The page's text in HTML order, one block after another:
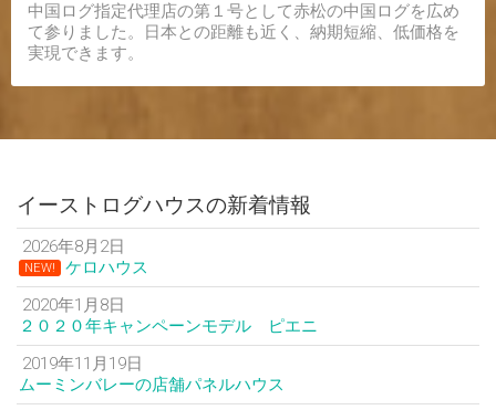
中国ログ指定代理店の第１号として赤松の中国ログを広め
て参りました。日本との距離も近く、納期短縮、低価格を
実現できます。
イーストログハウスの新着情報
2026年8月2日
NEW!
ケロハウス
2020年1月8日
２０２０年キャンペーンモデル ピエニ
2019年11月19日
ムーミンバレーの店舗パネルハウス